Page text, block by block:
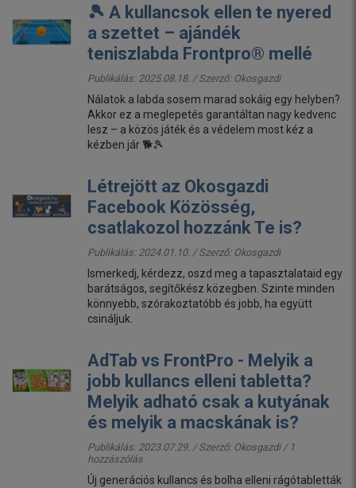
🎾 A kullancsok ellen te nyered
a szettet – ajándék
teniszlabda Frontpro® mellé
Publikálás: 2025.08.18. / Szerző: Okosgazdi
Nálatok a labda sosem marad sokáig egy helyben?
Akkor ez a meglepetés garantáltan nagy kedvenc
lesz – a közös játék és a védelem most kéz a
kézben jár 🐕🎾
Létrejött az Okosgazdi
Facebook Közösség,
csatlakozol hozzánk Te is?
Publikálás: 2024.01.10. / Szerző: Okosgazdi
Ismerkedj, kérdezz, oszd meg a tapasztalataid egy
barátságos, segítőkész közegben. Szinte minden
könnyebb, szórakoztatóbb és jobb, ha együtt
csináljuk.
AdTab vs FrontPro - Melyik a
jobb kullancs elleni tabletta?
Melyik adható csak a kutyának
és melyik a macskának is?
Publikálás: 2023.07.29. / Szerző: Okosgazdi / 1
hozzászólás
Új generációs kullancs és bolha elleni rágótabletták